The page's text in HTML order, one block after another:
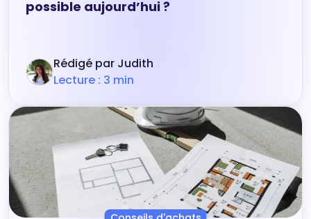
possible aujourd’hui ?
Rédigé par Judith
Lecture : 3 min